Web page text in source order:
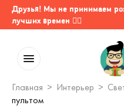
Друзья! Мы не принимаем
лучших времен 🤷‍♂️
Главная Интерьер
пультом